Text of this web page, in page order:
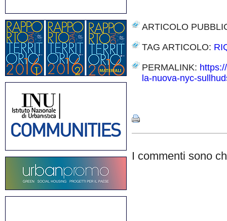
ARTICOLO
TAG ARTICOLO:
PERMALINK:
la-nuova-nyc-
I commenti sono